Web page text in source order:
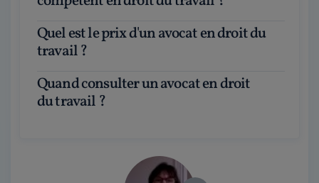
Quel est le prix d'un avocat en droit du
travail ?
Quand consulter un avocat en droit
du travail ?